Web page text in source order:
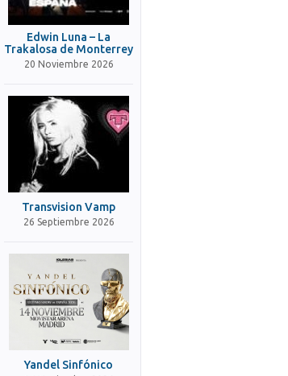
Edwin Luna – La
Trakalosa de Monterrey
20 Noviembre 2026
Transvision Vamp
26 Septiembre 2026
Yandel Sinfónico